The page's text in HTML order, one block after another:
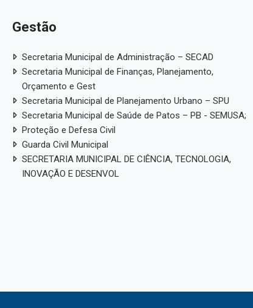
Gestão
Secretaria Municipal de Administração – SECAD
Secretaria Municipal de Finanças, Planejamento,
Orçamento e Gest
Secretaria Municipal de Planejamento Urbano – SPU
Secretaria Municipal de Saúde de Patos – PB - SEMUSA;
Proteção e Defesa Civil
Guarda Civil Municipal
SECRETARIA MUNICIPAL DE CIÊNCIA, TECNOLOGIA,
INOVAÇÃO E DESENVOL